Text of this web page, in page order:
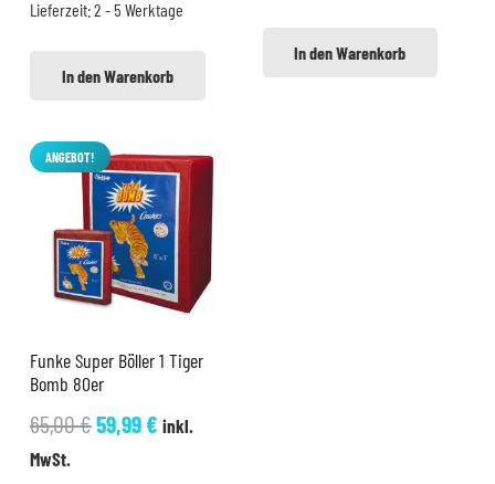
5,99 €4,99 €.
Lieferzeit:2 - 5 Werktage
In den Warenkorb
In den Warenkorb
ANGEBOT!
Funke Super Böller 1 Tiger
Bomb 80er
65,00€Ursprünglicher
59,99€Aktueller
inkl.
MwSt.